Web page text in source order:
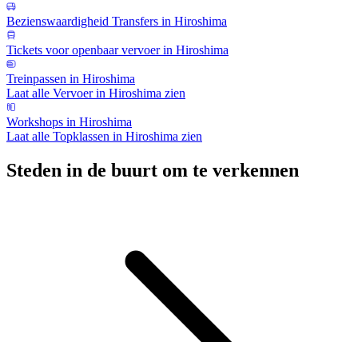
Bezienswaardigheid Transfers in Hiroshima
Tickets voor openbaar vervoer in Hiroshima
Treinpassen in Hiroshima
Laat alle Vervoer in Hiroshima zien
Workshops in Hiroshima
Laat alle Topklassen in Hiroshima zien
Steden in de buurt om te verkennen